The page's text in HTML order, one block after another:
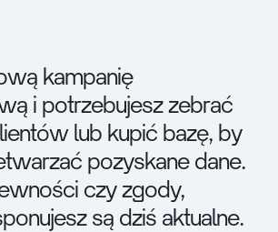
kampanię
i potrzebujesz zebrać
lub kupić bazę, by
pozyskane dane.
czy zgody,
są dziś aktualne.